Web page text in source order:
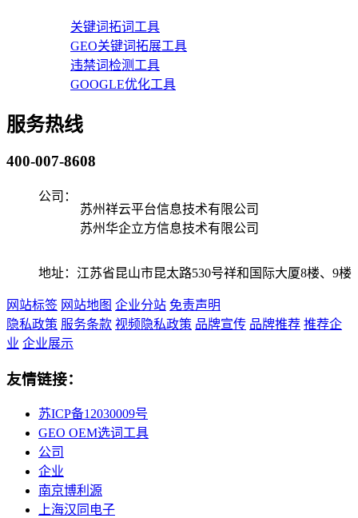
关键词拓词工具
GEO关键词拓展工具
违禁词检测工具
GOOGLE优化工具
服务热线
400-007-8608
公司：
苏州祥云平台信息技术有限公司
苏州华企立方信息技术有限公司
地址：江苏省昆山市昆太路530号祥和国际大厦8楼、9楼
网站标签 网站地图 企业分站 免责声明
隐私政策 服务条款 视频隐私政策 品牌宣传 品牌推荐 推荐企
业 企业展示
友情链接：
苏ICP备12030009号
GEO OEM选词工具
公司
企业
南京博利源
上海汉同电子